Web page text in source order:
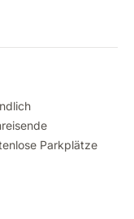
Parkplätze